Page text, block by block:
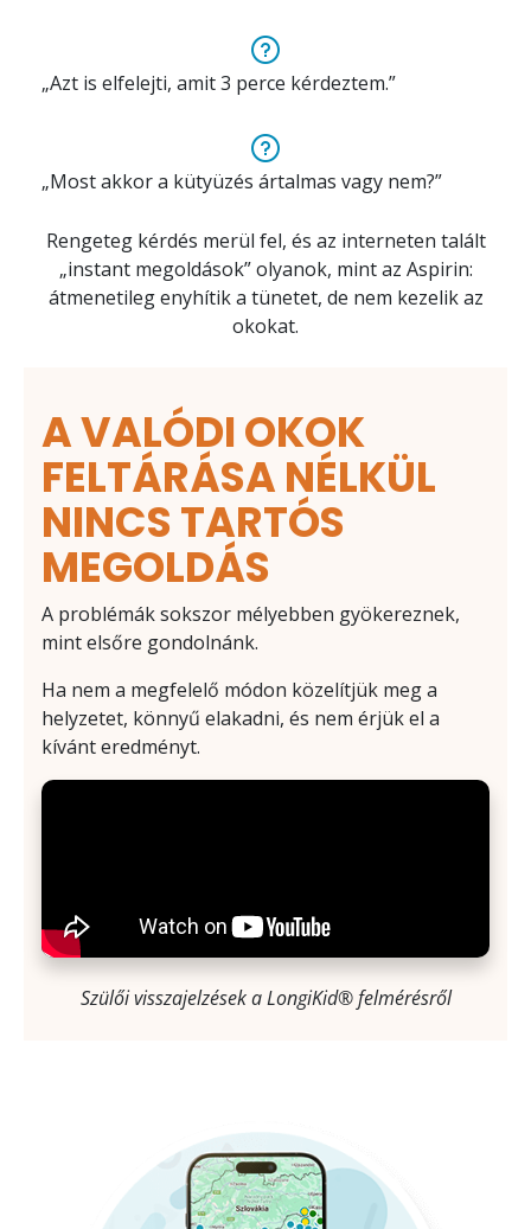
„Azt is elfelejti, amit 3 perce kérdeztem.”
„Most akkor a kütyüzés ártalmas vagy nem?”
Rengeteg kérdés merül fel, és az interneten talált
„instant megoldások” olyanok, mint az Aspirin:
átmenetileg enyhítik a tünetet, de nem kezelik az
okokat.
A VALÓDI OKOK
FELTÁRÁSA NÉLKÜL
NINCS TARTÓS
MEGOLDÁS
A problémák sokszor mélyebben gyökereznek,
mint elsőre gondolnánk.
Ha nem a megfelelő módon közelítjük meg a
helyzetet, könnyű elakadni, és nem érjük el a
kívánt eredményt.
Szülői visszajelzések a LongiKid® felmérésről